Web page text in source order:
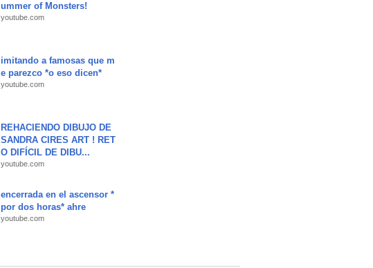
ummer of Monsters!
youtube.com
imitando a famosas que m
e parezco *o eso dicen*
youtube.com
REHACIENDO DIBUJO DE
SANDRA CIRES ART ! RET
O DIFÍCIL DE DIBU...
youtube.com
encerrada en el ascensor *
por dos horas* ahre
youtube.com